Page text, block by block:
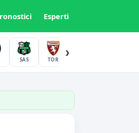
Esperti
SAS TOR
›